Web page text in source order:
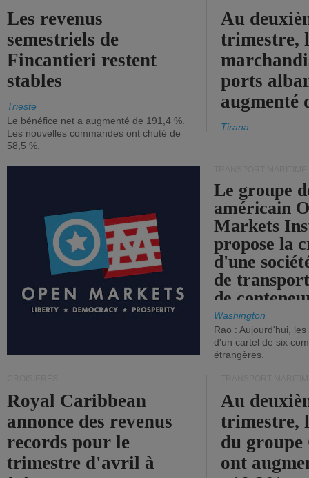
Les revenus
semestriels de
Fincantieri restent
stables
Trieste
Le bénéfice net a augmenté de 191,4 %.
Les nouvelles commandes ont chuté de
58,5 %.
Au
trimestre,
ports
augmenté
Tirana
Le groupe
américain
Markets
propose la
d'une
de
de
Washington
Rao : Aujourd'hui,
d'un cartel de six
étrangères.
Royal Caribbean
annonce des revenus
records pour le
trimestre d'avril à
Au
trimestre,
du
ont